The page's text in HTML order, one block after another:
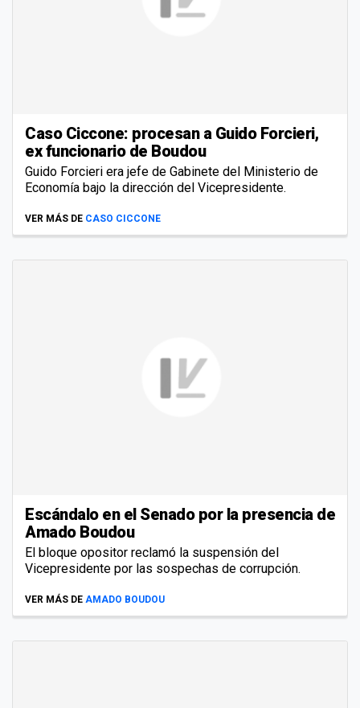
Caso Ciccone: procesan a Guido Forcieri,
ex funcionario de Boudou
Guido Forcieri era jefe de Gabinete del Ministerio de
Economía bajo la dirección del Vicepresidente.
VER MÁS DE CASO CICCONE
Escándalo en el Senado por la presencia de
Amado Boudou
El bloque opositor reclamó la suspensión del
Vicepresidente por las sospechas de corrupción.
VER MÁS DE AMADO BOUDOU